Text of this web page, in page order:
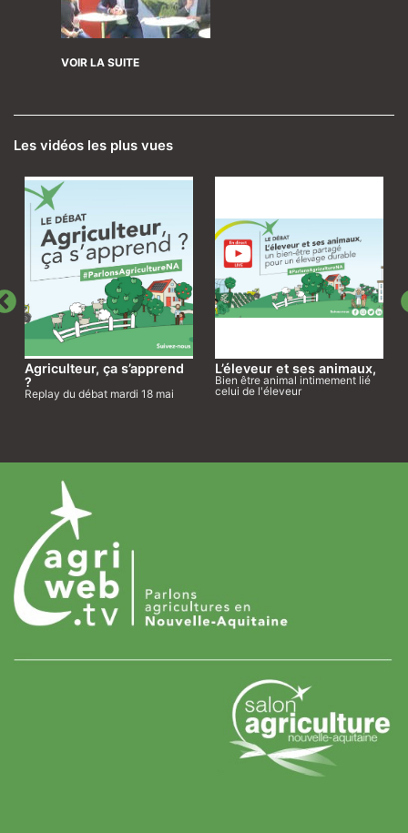
VOIR LA SUITE
Les vidéos les plus vues
Agriculteur, ça s’apprend
?
Replay du débat mardi 18 mai
L’éleveur et ses animaux,
Bien être animal intimement lié
celui de l'éleveur